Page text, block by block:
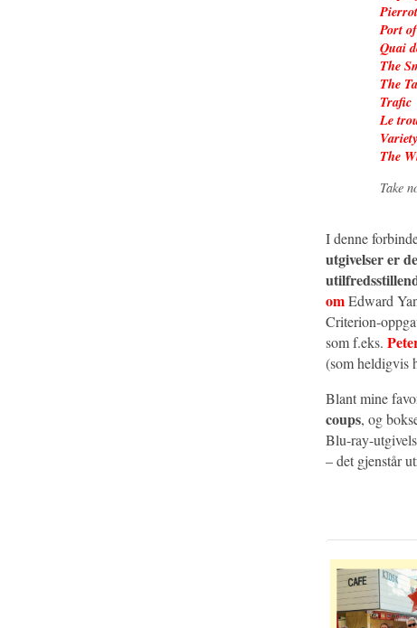
Port
Quai
The
The
Trafic
Le
The
Take
I denne
utgivelser er
omEdward
Criterion-
som f.eks.
(som heldigvis
Blant mine
coups, og
Blu-ray-
– det gjenstår